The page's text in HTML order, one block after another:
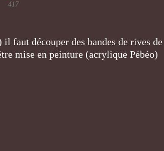
417
faut découper des bandes de rives de
mise en peinture (acrylique Pébéo)